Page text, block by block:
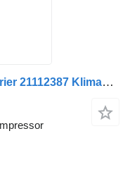
Carrier Compresor AC Volvo Carrier 21112387 Klimakompressor für LKW